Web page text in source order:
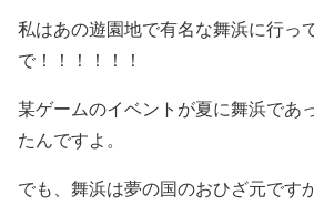
私はあの遊園地で有名な舞浜に行っ
で！！！！！！
某ゲームのイベントが夏に舞浜であ
たんですよ。
でも、舞浜は夢の国のおひざ元です